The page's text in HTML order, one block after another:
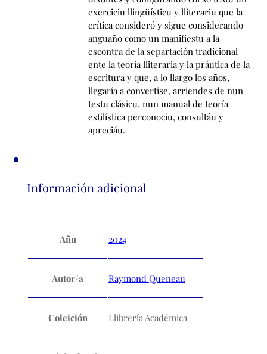
exerciciu llingüísticu y lliterariu que la
crítica consideró y sigue considerando
anguaño como un manifiestu a la
escontra de la separtación tradicional
ente la teoría lliteraria y la práutica de la
escritura y que, a lo llargo los años,
llegaría a convertise, arriendes de nun
testu clásicu, nun manual de teoría
estilística perconocíu, consultáu y
apreciáu.
Información adicional
Añu 2024
Autor/a Raymond Queneau
Coleición Llibrería Académica